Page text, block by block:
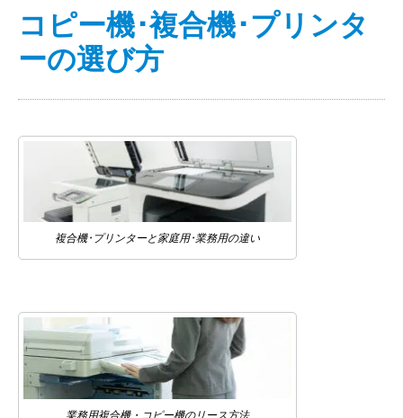
コピー機･複合機･プリンタ
ーの選び方
複合機･プリンターと家庭用･業務用の違い
業務用複合機・コピー機のリース方法